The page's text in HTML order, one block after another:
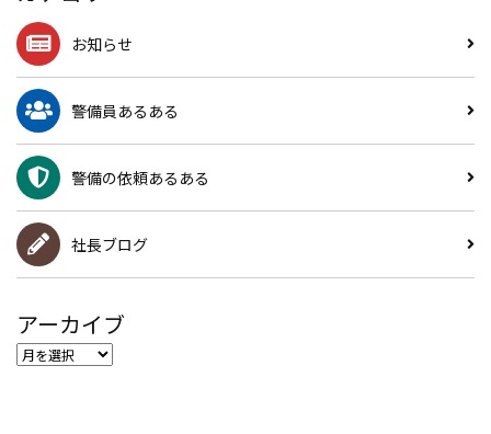
お知らせ
警備員あるある
警備の依頼あるある
社長ブログ
アーカイブ